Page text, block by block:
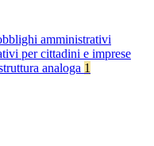
amministrativi
per cittadini e imprese
analoga 1